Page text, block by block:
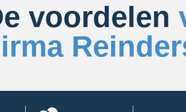
voordelen